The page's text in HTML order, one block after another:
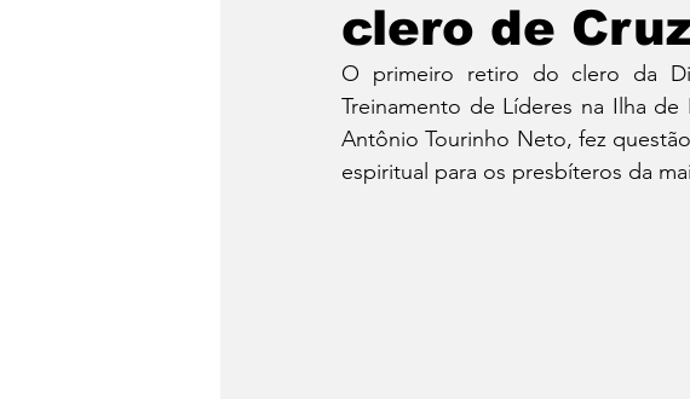
clero de
O primeiro retiro do clero da
Treinamento de Líderes na Ilha
Antônio Tourinho Neto, fez
espiritual para os presbíteros da